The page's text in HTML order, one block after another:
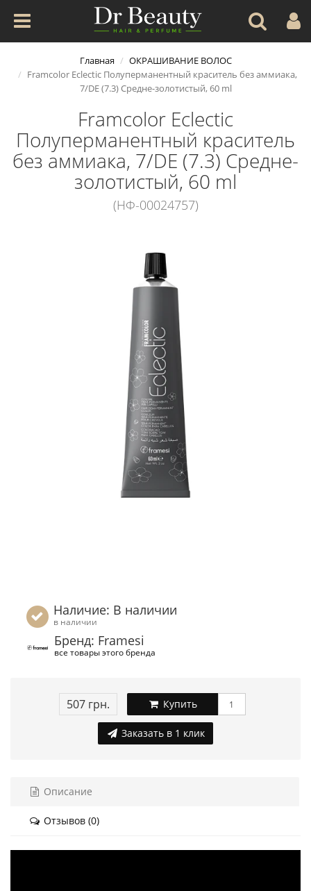
Главная
ОКРАШИВАНИЕ ВОЛОС
Framcolor Eclectic Полуперманентный краситель без аммиака,
7/DE (7.3) Средне-золотистый, 60 ml
Framcolor Eclectic
Полуперманентный краситель
без аммиака, 7/DE (7.3) Средне-
золотистый, 60 ml
(НФ-00024757)
Наличие: В наличии
в наличии
Бренд: Framesi
все товары этого бренда
507 грн. Купить
Заказать в 1 клик
Описание
Отзывов (0)